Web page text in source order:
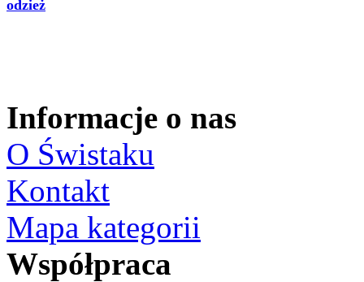
odzież
Informacje o nas
O Świstaku
Kontakt
Mapa kategorii
Współpraca